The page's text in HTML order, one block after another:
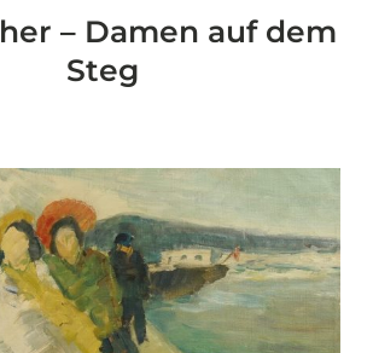
– Damen auf dem
Steg